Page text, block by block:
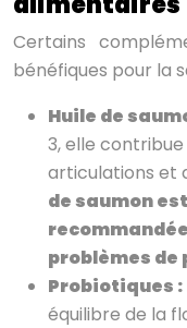
Certains
bénéfiques pour la
Huile de
3, elle
articulations et
de saumon
problèmes de
Probiotiques :
équilibre de la